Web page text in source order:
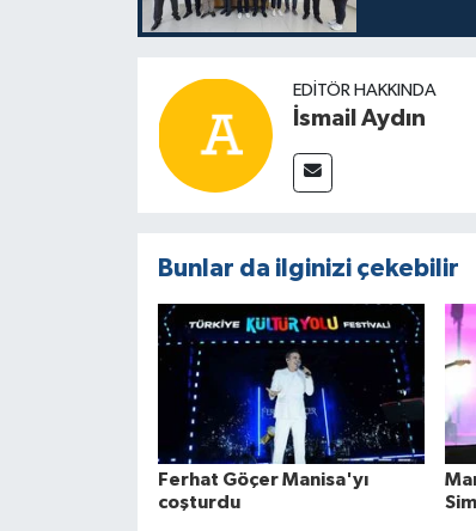
EDITÖR HAKKINDA
İsmail Aydın
Bunlar da ilginizi çekebilir
Ferhat Göçer Manisa'yı
coşturdu